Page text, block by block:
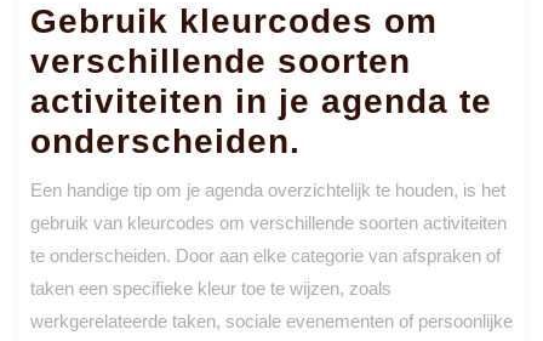
Gebruik kleurcodes om
verschillende soorten
activiteiten in je agenda te
onderscheiden.
Een handige tip om je agenda overzichtelijk te houden, is het
gebruik van kleurcodes om verschillende soorten activiteiten
te onderscheiden. Door aan elke categorie van afspraken of
taken een specifieke kleur toe te wijzen, zoals
werkgerelateerde taken, sociale evenementen of persoonlijke